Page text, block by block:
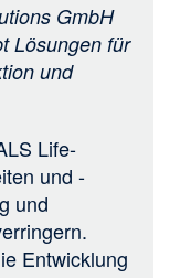
GmbH
Lösungen für
und
Life-
und -
und
Entwicklung